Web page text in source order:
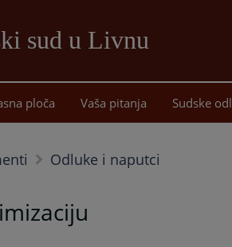
sud u Livnu
sadržaj
ploča Vaša pitanja Sudske
Odluke i naputci